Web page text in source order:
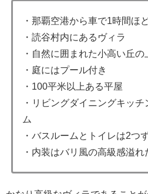
・那覇空港から車で1時間ほ
・読谷村内にあるヴィラ
・自然に囲まれた小高い丘の
・庭にはプール付き
・100平米以上ある平屋
・リビングダイニングキッ
ム
・バスルームとトイレは2つ
・内装はバリ風の高級感溢れ